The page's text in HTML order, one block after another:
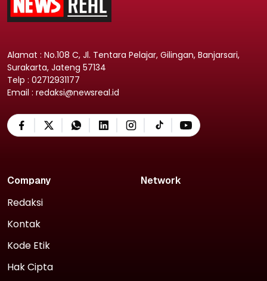
Alamat : No.108 C, Jl. Tentara Pelajar, Gilingan, Banjarsari,
Surakarta, Jateng 57134
Telp : 02712931177
Email : redaksi@newsreal.id
Company
Redaksi
Kontak
Kode Etik
Hak Cipta
Network